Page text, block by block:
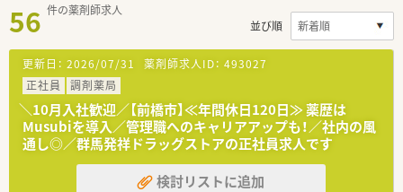
56 件の薬剤師求人
並び順
更新日： 2026/07/31 薬剤師求人ID： 493027
正社員
調剤薬局
＼10月入社歓迎／【前橋市】≪年間休日120日≫ 薬歴は
Musubiを導入／管理職へのキャリアアップも！／社内の風
通し◎／群馬発祥ドラッグストアの正社員求人です
検討リストに追加